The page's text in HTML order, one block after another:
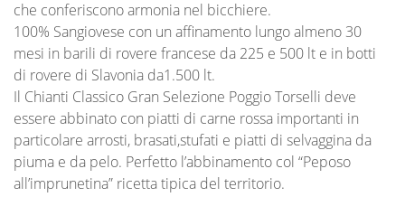
che conferiscono armonia nel bicchiere.
100% Sangiovese con un affinamento lungo almeno 30
mesi in barili di rovere francese da 225 e 500 lt e in botti
di rovere di Slavonia da1.500 lt.
Il Chianti Classico Gran Selezione Poggio Torselli deve
essere abbinato con piatti di carne rossa importanti in
particolare arrosti, brasati,stufati e piatti di selvaggina da
piuma e da pelo. Perfetto l’abbinamento col “Peposo
all’imprunetina” ricetta tipica del territorio.